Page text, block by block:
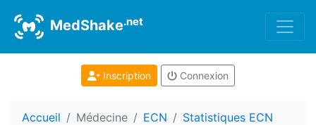
MedShake.net
Inscription Connexion
Accueil Médecine ECN Statistiques ECN